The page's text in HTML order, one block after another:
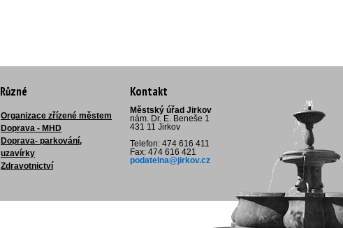
Různé
Organizace zřízené městem
Doprava - MHD
Doprava- parkování,
uzavírky
Zdravotnictví
Kontakt
Městský úřad Jirkov
nám. Dr. E. Beneše 1
431 11 Jirkov
Telefon: 474 616 411
Fax: 474 616 421
podatelna@jirkov.cz